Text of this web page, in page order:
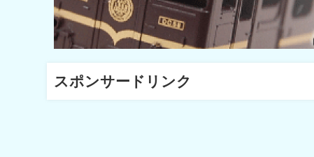
スポンサードリンク